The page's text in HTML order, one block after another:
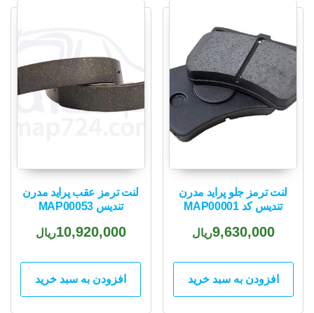
لنت ترمز جلو پراید مدرن
تندیس کد MAP00001
9,630,000ریال
افزودن به سبد خرید
لنت ترمز عقب پراید مدرن
تندیس MAP00053
10,920,000ریال
افزودن به سبد خرید